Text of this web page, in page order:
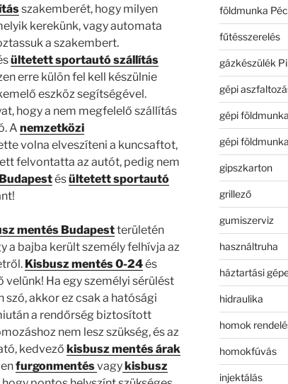
szakemberét, hogy milyen
kerekünk, vagy automata
a szakembert.
ültetett sportautó szállítás
erre külön fel kell készülnie
eszköz segítségével.
hogy a nem megfelelő szállítás
A nemzetközi
volna elveszíteni a kuncsaftot,
felvontatta az autót, pedig nem
ésültetett sportautó
mentés Budapestterületén
a bajba került személy felhívja az
Kisbusz mentés 0-24és
velünk! Ha egy személyi sérülést
akkor ez csak a hatósági
a rendőrség biztosított
nem lesz szükség, és az
kedvező kisbusz mentés árak
furgonmentésvagykisbusz
földmunka
fűtésszerelés
gázkészülék
gépi
gépi földmunka
gépi
gipszkarton
grillező
gumiszerviz
használtruha
háztartási
hidraulika
homok
homokfúvás
injektálás